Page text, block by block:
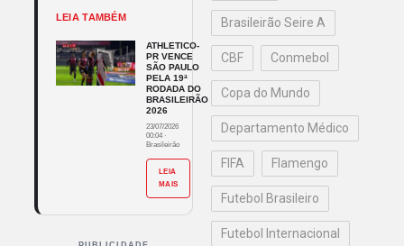
LEIA TAMBÉM
ATHLETICO-
PR VENCE
SÃO PAULO
PELA 19ª
RODADA DO
BRASILEIRÃO
2026
23/07/2026
00:04 ·
Brasileirão
LEIA
MAIS
Brasileirão Seire A
CBF Conmebol
Copa do Mundo
Departamento Médico
FIFA Flamengo
Futebol Brasileiro
Futebol Internacional